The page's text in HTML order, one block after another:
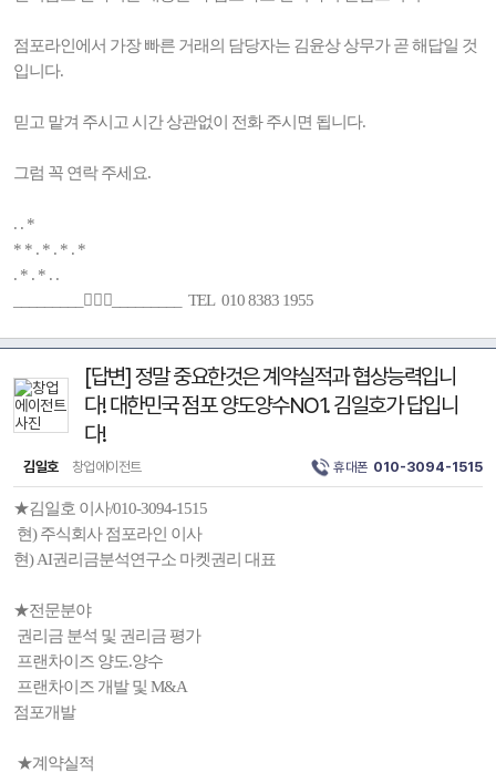
점포라인에서 가장 빠른 거래의 담당자는 김윤상 상무가 곧 해답일 것
입니다.
믿고 맡겨 주시고 시간 상관없이 전화 주시면 됩니다.
그럼 꼭 연락 주세요.
. . *
* * . * . * . *
. * . * . .
_________🚶🏻‍♂️_________ TEL 010 8383 1955
[답변] 정말 중요한것은 계약실적과 협상능력입니
다! 대한민국 점포 양도양수NO1. 김일호가 답입니
다!
김일호 창업에이전트 휴대폰 010-3094-1515
★김일호 이사/010-3094-1515
현) 주식회사 점포라인 이사
현) AI권리금분석연구소 마켓권리 대표
★전문분야
권리금 분석 및 권리금 평가
프랜차이즈 양도.양수
프랜차이즈 개발 및 M&A
점포개발
★계약실적